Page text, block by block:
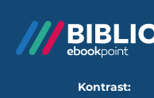
Kontrast: